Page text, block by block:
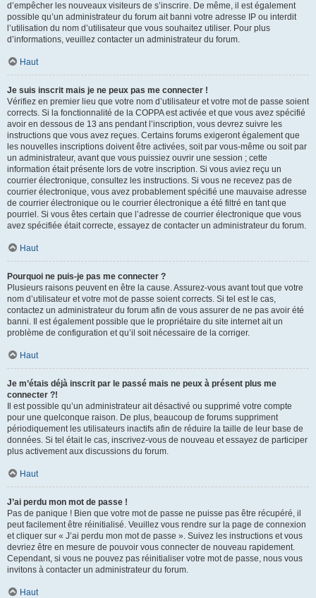
d’empêcher les nouveaux visiteurs de s’inscrire. De même, il est également
possible qu’un administrateur du forum ait banni votre adresse IP ou interdit
l’utilisation du nom d’utilisateur que vous souhaitez utiliser. Pour plus
d’informations, veuillez contacter un administrateur du forum.
Haut
Je suis inscrit mais je ne peux pas me connecter !
Vérifiez en premier lieu que votre nom d’utilisateur et votre mot de passe soient
corrects. Si la fonctionnalité de la COPPA est activée et que vous avez spécifié
avoir en dessous de 13 ans pendant l’inscription, vous devrez suivre les
instructions que vous avez reçues. Certains forums exigeront également que
les nouvelles inscriptions doivent être activées, soit par vous-même ou soit par
un administrateur, avant que vous puissiez ouvrir une session ; cette
information était présente lors de votre inscription. Si vous aviez reçu un
courrier électronique, consultez les instructions. Si vous ne recevez pas de
courrier électronique, vous avez probablement spécifié une mauvaise adresse
de courrier électronique ou le courrier électronique a été filtré en tant que
pourriel. Si vous êtes certain que l’adresse de courrier électronique que vous
avez spécifiée était correcte, essayez de contacter un administrateur du forum.
Haut
Pourquoi ne puis-je pas me connecter ?
Plusieurs raisons peuvent en être la cause. Assurez-vous avant tout que votre
nom d’utilisateur et votre mot de passe soient corrects. Si tel est le cas,
contactez un administrateur du forum afin de vous assurer de ne pas avoir été
banni. Il est également possible que le propriétaire du site internet ait un
problème de configuration et qu’il soit nécessaire de la corriger.
Haut
Je m’étais déjà inscrit par le passé mais ne peux à présent plus me
connecter ?!
Il est possible qu’un administrateur ait désactivé ou supprimé votre compte
pour une quelconque raison. De plus, beaucoup de forums suppriment
périodiquement les utilisateurs inactifs afin de réduire la taille de leur base de
données. Si tel était le cas, inscrivez-vous de nouveau et essayez de participer
plus activement aux discussions du forum.
Haut
J’ai perdu mon mot de passe !
Pas de panique ! Bien que votre mot de passe ne puisse pas être récupéré, il
peut facilement être réinitialisé. Veuillez vous rendre sur la page de connexion
et cliquer sur « J’ai perdu mon mot de passe ». Suivez les instructions et vous
devriez être en mesure de pouvoir vous connecter de nouveau rapidement.
Cependant, si vous ne pouvez pas réinitialiser votre mot de passe, nous vous
invitons à contacter un administrateur du forum.
Haut